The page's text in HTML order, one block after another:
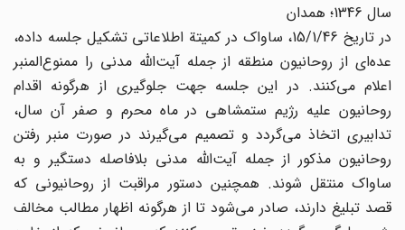
سال 1346؛ همدان
در تاریخ 15/1/46، ساواک در کمیتة اطلاعاتی تشکیل جلسه داده،
عده‌ای از روحانیون منطقه از جمله آیت‌الله مدنی را ممنوع‌المنبر
اعلام می‌کنند. در این جلسه جهت جلوگیری از هرگونه اقدام
روحانیون علیه رژیم ستمشاهی در ماه محرم و صفر آن سال،
تدابیری اتخاذ می‌گردد و تصمیم می‌گیرند در صورت منبر رفتن
روحانیون مذکور از جمله آیت‌الله مدنی بلافاصله دستگیر و به
ساواک منتقل شوند. همچنین دستور مراقبت از روحانیونی که
قصد تبلیغ دارند، صادر می‌شود تا از هرگونه اظهار مطالب مخالف